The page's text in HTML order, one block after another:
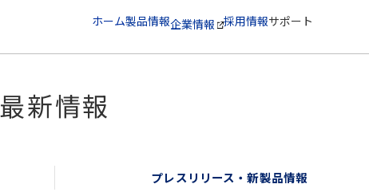
ホーム製品情報企業情報 採用情報サポート
最新情報
プレスリリース・新製品情報